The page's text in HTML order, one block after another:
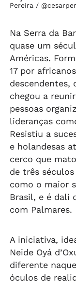
Pereira /
Na Serra da
quase um
Américas.
17 por
descendentes,
chegou a
pessoas
lideranças
Resistiu a
e holandesas
cerco que
de três
como o maior
Brasil, e é dali
com Palmares.
A iniciativa,
Neide Oyá
diferente
óculos de